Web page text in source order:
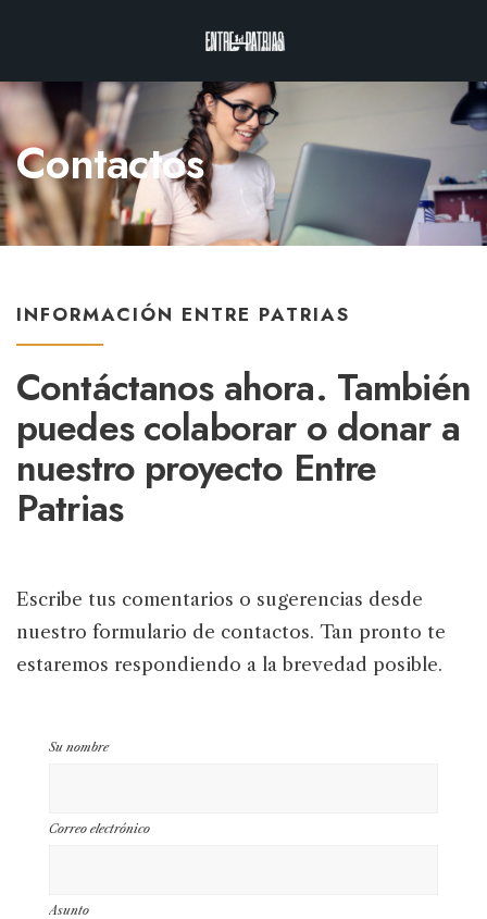
Contactos
INFORMACIÓN ENTRE PATRIAS
Contáctanos ahora. También
puedes colaborar o donar a
nuestro proyecto Entre
Patrias
Escribe tus comentarios o sugerencias desde
nuestro formulario de contactos. Tan pronto te
estaremos respondiendo a la brevedad posible.
Su nombre
Correo electrónico
Asunto